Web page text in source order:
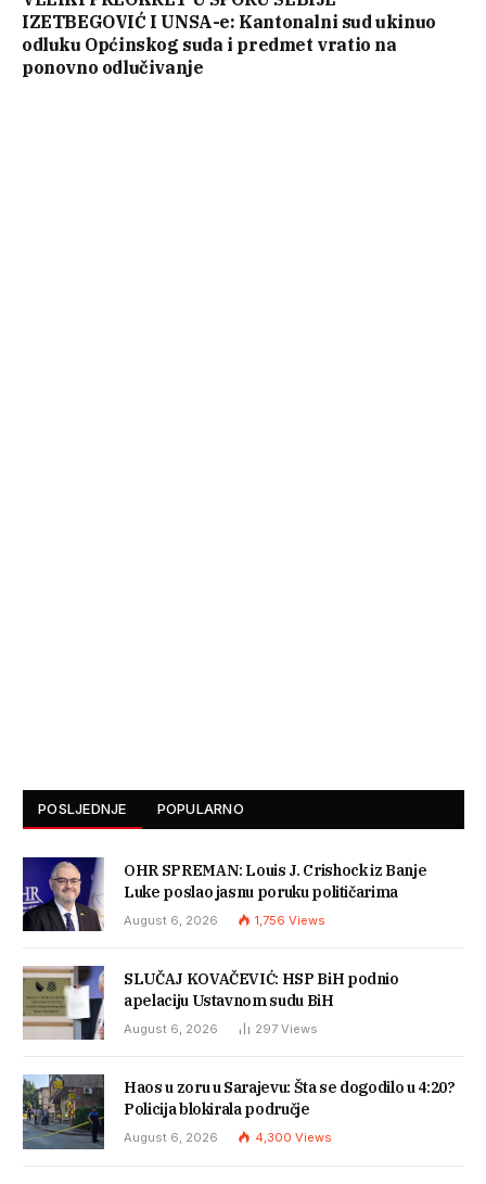
IZETBEGOVIĆ I UNSA-e: Kantonalni sud ukinuo
odluku Općinskog suda i predmet vratio na
ponovno odlučivanje
POSLJEDNJE POPULARNO
OHR SPREMAN: Louis J. Crishock iz Banje
Luke poslao jasnu poruku političarima
August 6, 2026 1,756 Views
SLUČAJ KOVAČEVIĆ: HSP BiH podnio
apelaciju Ustavnom sudu BiH
August 6, 2026 297 Views
Haos u zoru u Sarajevu: Šta se dogodilo u 4:20?
Policija blokirala područje
August 6, 2026 4,300 Views